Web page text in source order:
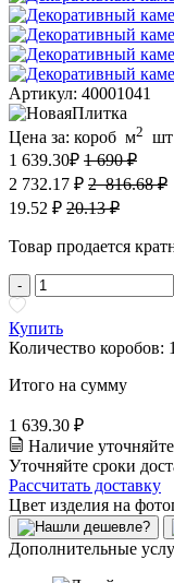
Артикул: 40001041
Цена за: короб м2 шт
1 639.30₽ 1 690 ₽
2 732.17 ₽ 2 816.68 ₽
19.52 ₽ 20.13 ₽
Товар продается
-
Купить
Количество коробов: 1
Итого на сумму
1 639.30 ₽
Наличие
Уточняйте сроки
Рассчитать доставку
Цвет изделия на
Дополнительные